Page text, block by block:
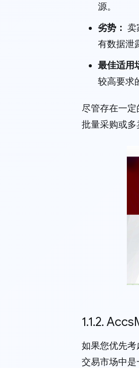
源。
劣势： 卖
有数据泄
最佳适用
较高要求
尽管存在一
批量采购或多
1.1.2.
如果您优先
交易市场中是